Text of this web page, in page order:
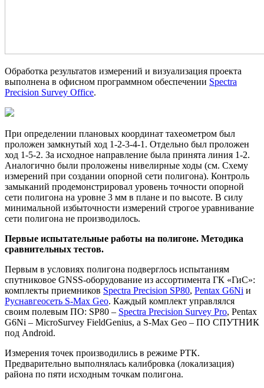
Обработка результатов измерений и визуализация проекта
выполнена в офисном программном обеспечении Spectra
Precision Survey Office.
При определении плановых координат тахеометром был
проложен замкнутый ход 1-2-3-4-1. Отдельно был проложен
ход 1-5-2. За исходное направление была принята линия 1-2.
Аналогично были проложены нивелирные ходы (см. Схему
измерений при создании опорной сети полигона). Контроль
замыканий продемонстрировал уровень точности опорной
сети полигона на уровне 3 мм в плане и по высоте. В силу
минимальной избыточности измерений строгое уравнивание
сети полигона не производилось.
Первые испытательные работы на полигоне. Методика
сравнительных тестов.
Первым в условиях полигона подверглось испытаниям
спутниковое GNSS-оборудование из ассортимента ГК «ГиС»:
комплекты приемников Spectra Precision SP80, Pentax G6Ni и
Руснавгеосеть S-Max Geo. Каждый комплект управлялся
своим полевым ПО: SP80 – Spectra Precision Survey Pro, Pentax
G6Ni – MicroSurvey FieldGenius, а S-Max Geo – ПО СПУТНИК
под Android.
Измерения точек производились в режиме РТК.
Предварительно выполнялась калибровка (локализация)
района по пяти исходным точкам полигона.